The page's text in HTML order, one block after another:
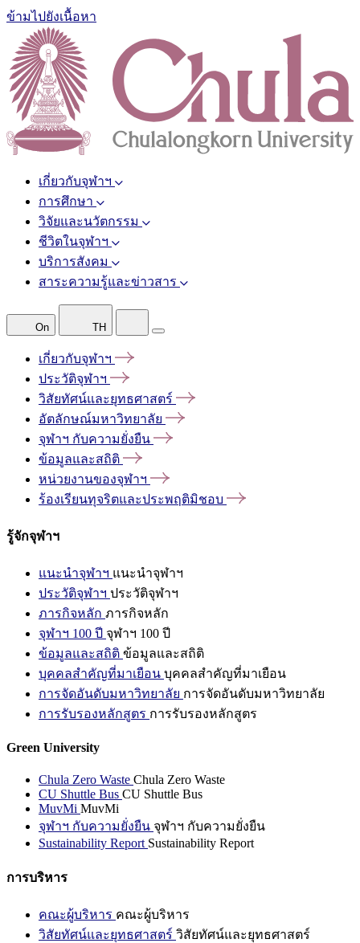
ข้ามไปยังเนื้อหา
เกี่ยวกับจุฬาฯ
การศึกษา
วิจัยและนวัตกรรม
ชีวิตในจุฬาฯ
บริการสังคม
สาระความรู้และข่าวสาร
On TH
เกี่ยวกับจุฬาฯ
ประวัติจุฬาฯ
วิสัยทัศน์และยุทธศาสตร์
อัตลักษณ์มหาวิทยาลัย
จุฬาฯ กับความยั่งยืน
ข้อมูลและสถิติ
หน่วยงานของจุฬาฯ
ร้องเรียนทุจริตและประพฤติมิชอบ
รู้จักจุฬาฯ
แนะนำจุฬาฯ แนะนำจุฬาฯ
ประวัติจุฬาฯ ประวัติจุฬาฯ
ภารกิจหลัก ภารกิจหลัก
จุฬาฯ 100 ปี จุฬาฯ 100 ปี
ข้อมูลและสถิติ ข้อมูลและสถิติ
บุคคลสำคัญที่มาเยือน บุคคลสำคัญที่มาเยือน
การจัดอันดับมหาวิทยาลัย การจัดอันดับมหาวิทยาลัย
การรับรองหลักสูตร การรับรองหลักสูตร
Green University
Chula Zero Waste Chula Zero Waste
CU Shuttle Bus CU Shuttle Bus
MuvMi MuvMi
จุฬาฯ กับความยั่งยืน จุฬาฯ กับความยั่งยืน
Sustainability Report Sustainability Report
การบริหาร
คณะผู้บริหาร คณะผู้บริหาร
วิสัยทัศน์และยุทธศาสตร์ วิสัยทัศน์และยุทธศาสตร์